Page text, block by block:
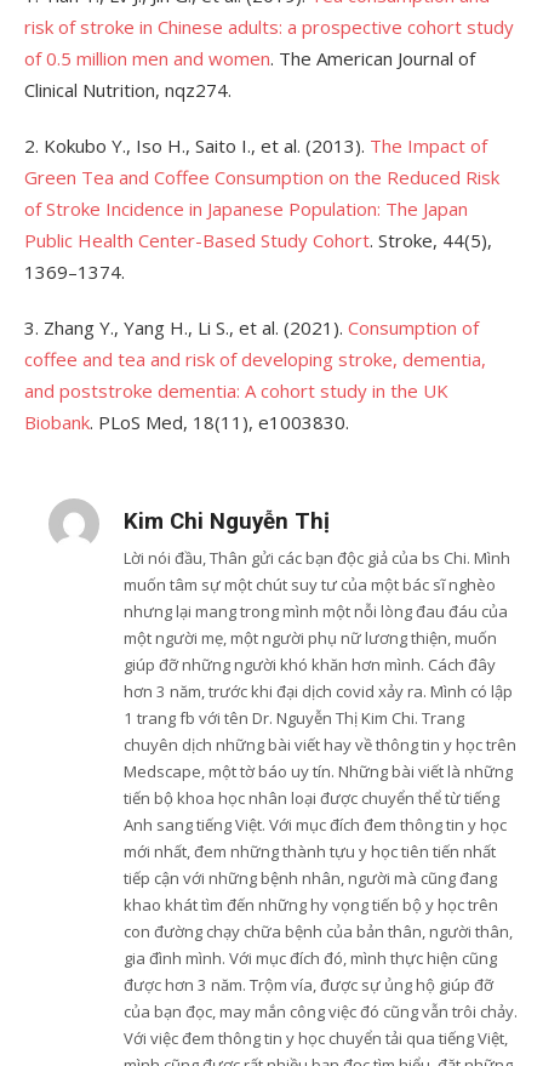
risk of stroke in Chinese adults: a prospective cohort study
of 0.5 million men and women. The American Journal of
Clinical Nutrition, nqz274.
2. Kokubo Y., Iso H., Saito I., et al. (2013). The Impact of
Green Tea and Coffee Consumption on the Reduced Risk
of Stroke Incidence in Japanese Population: The Japan
Public Health Center-Based Study Cohort. Stroke, 44(5),
1369–1374.
3. Zhang Y., Yang H., Li S., et al. (2021). Consumption of
coffee and tea and risk of developing stroke, dementia,
and poststroke dementia: A cohort study in the UK
Biobank. PLoS Med, 18(11), e1003830.
Kim Chi Nguyễn Thị
Lời nói đầu, Thân gửi các bạn độc giả của bs Chi. Mình
muốn tâm sự một chút suy tư của một bác sĩ nghèo
nhưng lại mang trong mình một nỗi lòng đau đáu của
một người mẹ, một người phụ nữ lương thiện, muốn
giúp đỡ những người khó khăn hơn mình. Cách đây
hơn 3 năm, trước khi đại dịch covid xảy ra. Mình có lập
1 trang fb với tên Dr. Nguyễn Thị Kim Chi. Trang
chuyên dịch những bài viết hay về thông tin y học trên
Medscape, một tờ báo uy tín. Những bài viết là những
tiến bộ khoa học nhân loại được chuyển thể từ tiếng
Anh sang tiếng Việt. Với mục đích đem thông tin y học
mới nhất, đem những thành tựu y học tiên tiến nhất
tiếp cận với những bệnh nhân, người mà cũng đang
khao khát tìm đến những hy vọng tiến bộ y học trên
con đường chạy chữa bệnh của bản thân, người thân,
gia đình mình. Với mục đích đó, mình thực hiện cũng
được hơn 3 năm. Trộm vía, được sự ủng hộ giúp đỡ
của bạn đọc, may mắn công việc đó cũng vẫn trôi chảy.
Với việc đem thông tin y học chuyển tải qua tiếng Việt,